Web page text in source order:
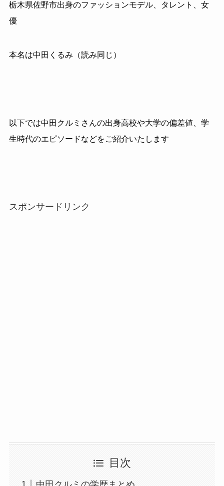
栃木県佐野市出身のファッションモデル、タレント、女
優
本名は中田くるみ（読み同じ）
以下では中田クルミさんの出身高校や大学の偏差値、学
生時代のエピソードなどをご紹介いたします
スポンサードリンク
目次